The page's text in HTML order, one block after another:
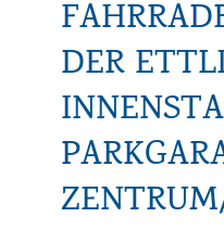
ER
ENTRUM/